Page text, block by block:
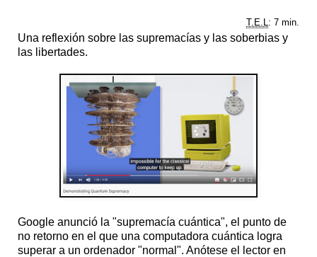
T.E.L : 7 min.
Una reflexión sobre las supremacías y las soberbias y
las libertades.
Google anunció la "supremacía cuántica", el punto de
no retorno en el que una computadora cuántica logra
superar a un ordenador "normal". Anótese el lector en